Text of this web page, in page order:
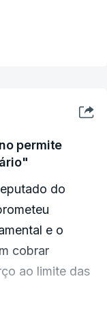
permite
do
e o
cobrar
ao limite das